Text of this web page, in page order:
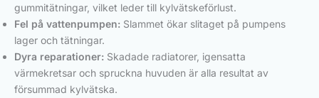
gummitätningar, vilket leder till kylvätskeförlust.
Fel på vattenpumpen: Slammet ökar slitaget på pumpens
lager och tätningar.
Dyra reparationer: Skadade radiatorer, igensatta
värmekretsar och spruckna huvuden är alla resultat av
försummad kylvätska.